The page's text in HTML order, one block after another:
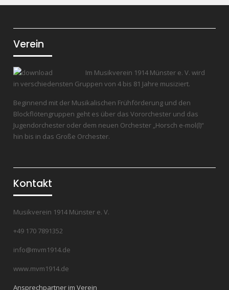
Verein
Im Musikverein 1914 Münster e. V. wird
in verschiedensten Gruppen von 4 bis 81 Jahre musiziert.
Beginnend mit der Musikalischen Frühförderung und den
Blockflötengruppen geht es über das Vororchester und das
Jugendorchester oder dem neuen Orchester „Horsch e-mol(l)“
hin bis in das Große Orchester.
Kontakt
Musikverein 1914 Münster e. V.
+49 170 7891352
info@mvm1914.de
www.mvm1914.de
Ansprechpartner im Verein